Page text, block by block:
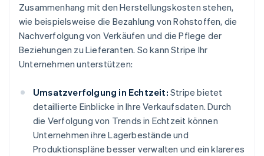
Zusammenhang mit den Herstellungskosten stehen,
wie beispielsweise die Bezahlung von Rohstoffen, die
Nachverfolgung von Verkäufen und die Pflege der
Beziehungen zu Lieferanten. So kann Stripe Ihr
Unternehmen unterstützen:
Umsatzverfolgung in Echtzeit: Stripe bietet
detaillierte Einblicke in Ihre Verkaufsdaten. Durch
die Verfolgung von Trends in Echtzeit können
Unternehmen ihre Lagerbestände und
Produktionspläne besser verwalten und ein klareres